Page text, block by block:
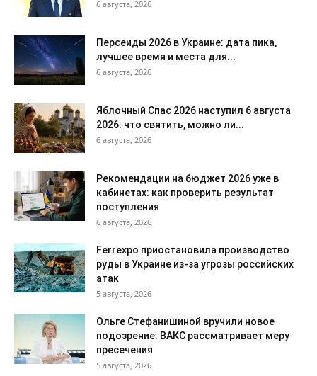
6 августа, 2026
Персеиды 2026 в Украине: дата пика,
лучшее время и места для...
6 августа, 2026
Яблочный Спас 2026 наступил 6 августа
2026: что святить, можно ли...
6 августа, 2026
Рекомендации на бюджет 2026 уже в
кабинетах: как проверить результат
поступления
6 августа, 2026
Ferrexpo приостановила производство
руды в Украине из-за угрозы российских
атак
5 августа, 2026
Ольге Стефанишиной вручили новое
подозрение: ВАКС рассматривает меру
пресечения
5 августа, 2026